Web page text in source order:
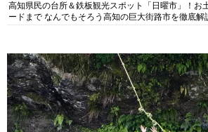
高知県民の台所＆鉄板観光スポット「日曜市」！お
ードまで なんでもそろう高知の巨大街路市を徹底解